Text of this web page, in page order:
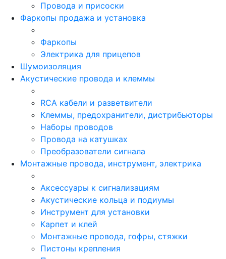
Провода и присоски
Фаркопы продажа и установка
Фаркопы
Электрика для прицепов
Шумоизоляция
Акустические провода и клеммы
RCA кабели и разветвители
Клеммы, предохранители, дистрибьюторы
Наборы проводов
Провода на катушках
Преобразователи сигнала
Монтажные провода, инструмент, электрика
Аксессуары к сигнализациям
Акустические кольца и подиумы
Инструмент для установки
Карпет и клей
Монтажные провода, гофры, стяжки
Пистоны крепления